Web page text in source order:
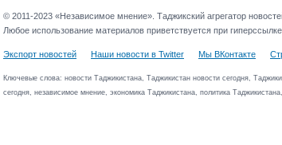
© 2011-2023 «Независимое мнение». Таджикский агрегатор
Любое использование материалов приветствуется при гиперссылке.
Экспорт новостей Наши новости в Twitter Мы ВКонтакте
Ключевые слова: новости Таджикистана, Таджикистан новости сегодня,
сегодня, независимое мнение, экономика Таджикистана, политика